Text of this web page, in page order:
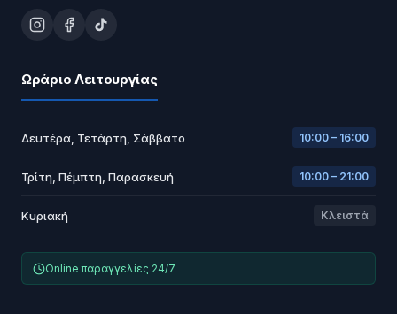
Ωράριο Λειτουργίας
Δευτέρα, Τετάρτη, Σάββατο 10:00 – 16:00
Τρίτη, Πέμπτη, Παρασκευή 10:00 – 21:00
Κυριακή Κλειστά
Online παραγγελίες 24/7